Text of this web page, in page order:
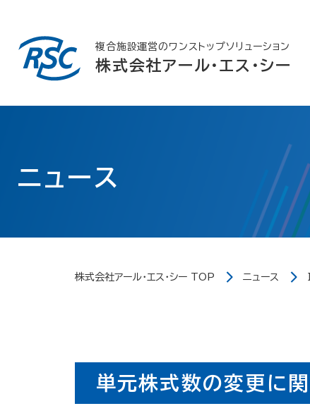
content
複合施設運営のワンストップソリューション
株式会社アール・エス・シー
ニュース
株式会社アール・エス・シー TOP ニュース
単元株式数の変更に